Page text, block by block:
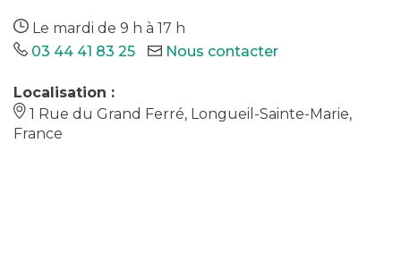
Le mardi de 9 h à 17 h
03 44 41 83 25
Nous contacter
Localisation :
1 Rue du Grand Ferré, Longueil-Sainte-Marie,
France